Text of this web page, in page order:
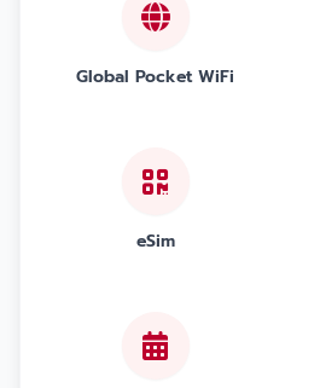
Global Pocket WiFi
eSim